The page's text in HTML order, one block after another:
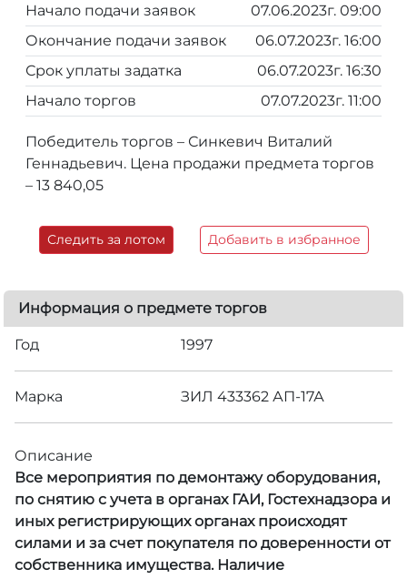
Начало подачи заявок
07.06.2023г. 09:00
Окончание подачи заявок
06.07.2023г. 16:00
Срок уплаты задатка
06.07.2023г. 16:30
Начало торгов
07.07.2023г. 11:00
Победитель торгов – Синкевич Виталий
Геннадьевич. Цена продажи предмета торгов
– 13 840,05
Следить за лотом Добавить в избранное
Информация о предмете торгов
Год 1997
Марка ЗИЛ 433362 АП-17А
Описание
Все мероприятия по демонтажу оборудования,
по снятию с учета в органах ГАИ, Гостехнадзора и
иных регистрирующих органах происходят
силами и за счет покупателя по доверенности от
собственника имущества. Наличие